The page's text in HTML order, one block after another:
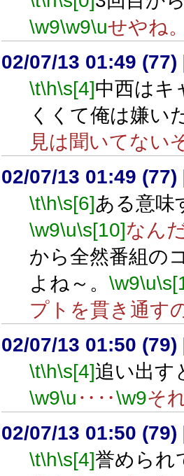
\w9\w9\uせやね
02/07/13 01:49 (77)
\t\h\s[4]中西はキ
くくて俺は嫌い
見は聞いてない
02/07/13 01:49 (77)
\t\h\s[6]ある意
\w9\u\s[10]なん
から全然番組の
よね～。 \w9\u
プトを貫き通す
02/07/13 01:50 (79)
\t\h\s[4]追い出す
\w9\u ‥‥\w9そ
02/07/13 01:50 (79)
\t\h\s[4]誉められ